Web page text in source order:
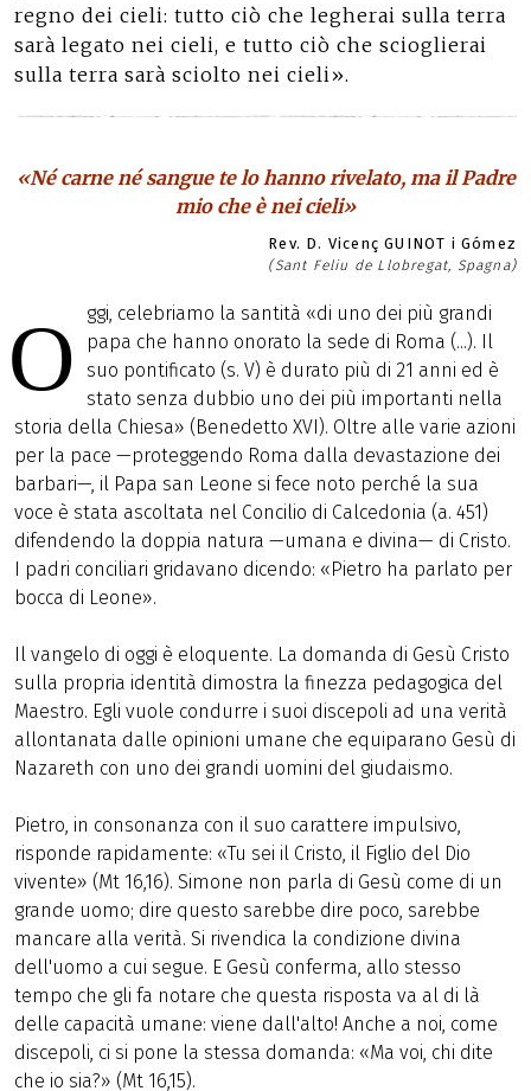
regno dei cieli: tutto ciò che legherai sulla terra
sarà legato nei cieli, e tutto ciò che scioglierai
sulla terra sarà sciolto nei cieli».
«Né carne né sangue te lo hanno rivelato, ma il Padre
mio che è nei cieli»
Rev. D. Vicenç GUINOT i Gómez
(Sant Feliu de Llobregat, Spagna)
O
ggi, celebriamo la santità «di uno dei più grandi
papa che hanno onorato la sede di Roma (...). Il
suo pontificato (s. V) è durato più di 21 anni ed è
stato senza dubbio uno dei più importanti nella
storia della Chiesa» (Benedetto XVI). Oltre alle varie azioni
per la pace —proteggendo Roma dalla devastazione dei
barbari—, il Papa san Leone si fece noto perché la sua
voce è stata ascoltata nel Concilio di Calcedonia (a. 451)
difendendo la doppia natura —umana e divina— di Cristo.
I padri conciliari gridavano dicendo: «Pietro ha parlato per
bocca di Leone».
Il vangelo di oggi è eloquente. La domanda di Gesù Cristo
sulla propria identità dimostra la finezza pedagogica del
Maestro. Egli vuole condurre i suoi discepoli ad una verità
allontanata dalle opinioni umane che equiparano Gesù di
Nazareth con uno dei grandi uomini del giudaismo.
Pietro, in consonanza con il suo carattere impulsivo,
risponde rapidamente: «Tu sei il Cristo, il Figlio del Dio
vivente» (Mt 16,16). Simone non parla di Gesù come di un
grande uomo; dire questo sarebbe dire poco, sarebbe
mancare alla verità. Si rivendica la condizione divina
dell'uomo a cui segue. E Gesù conferma, allo stesso
tempo che gli fa notare che questa risposta va al di là
delle capacità umane: viene dall'alto! Anche a noi, come
discepoli, ci si pone la stessa domanda: «Ma voi, chi dite
che io sia?» (Mt 16,15).